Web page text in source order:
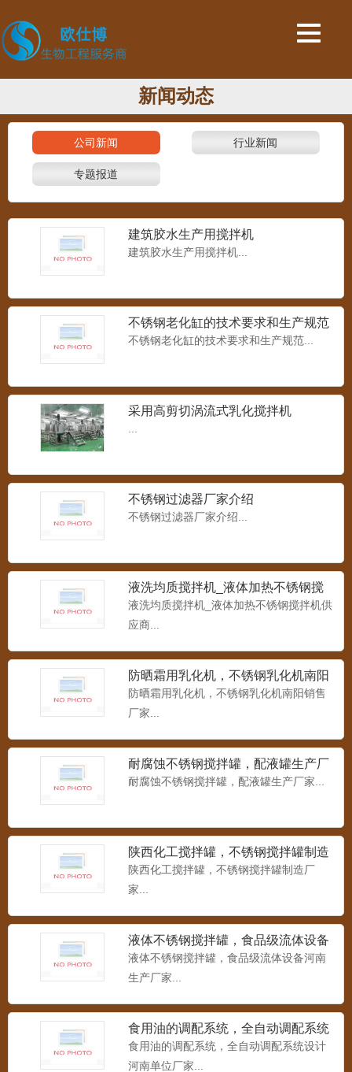
新闻动态
公司新闻 行业新闻
专题报道
建筑胶水生产用搅拌机
建筑胶水生产用搅拌机...
不锈钢老化缸的技术要求和生产规范
不锈钢老化缸的技术要求和生产规范...
采用高剪切涡流式乳化搅拌机
不锈钢过滤器厂家介绍
不锈钢过滤器厂家介绍...
液洗均质搅拌机_液体加热不锈钢搅
拌机供应商
液洗均质搅拌机_液体加热不锈钢搅拌机供
应商...
防晒霜用乳化机，不锈钢乳化机南阳
销售厂家
防晒霜用乳化机，不锈钢乳化机南阳销售
厂家...
耐腐蚀不锈钢搅拌罐，配液罐生产厂
家
耐腐蚀不锈钢搅拌罐，配液罐生产厂家...
陕西化工搅拌罐，不锈钢搅拌罐制造
厂家
陕西化工搅拌罐，不锈钢搅拌罐制造厂
家...
液体不锈钢搅拌罐，食品级流体设备
河南生产厂家
液体不锈钢搅拌罐，食品级流体设备河南
生产厂家...
食用油的调配系统，全自动调配系统
设计河南单位
食用油的调配系统，全自动调配系统设计
河南单位厂家...